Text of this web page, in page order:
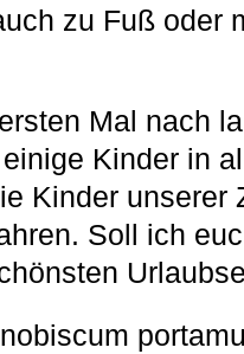
zu Fuß oder
Mal nach
Kinder in
Kinder unserer
Soll ich